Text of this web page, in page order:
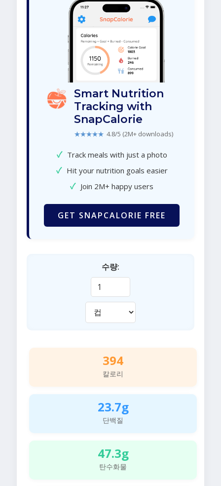
Smart Nutrition
Tracking with
SnapCalorie
★★★★★ 4.8/5 (2M+ downloads)
✓ Track meals with just a photo
✓ Hit your nutrition goals easier
✓ Join 2M+ happy users
GET SNAPCALORIE FREE
수량:
394
칼로리
23.7g
단백질
47.3g
탄수화물